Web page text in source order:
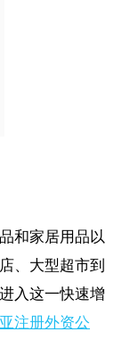
和家居用品以
、大型超市到
入这一快速增
注册外资公